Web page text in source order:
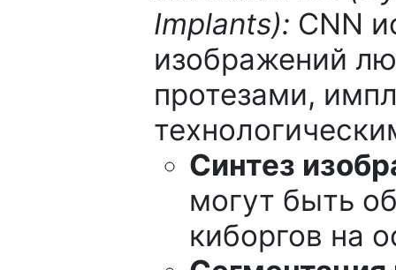
Implants): CNN
изображений
протезами,
Синтез
могут быть
киборгов на